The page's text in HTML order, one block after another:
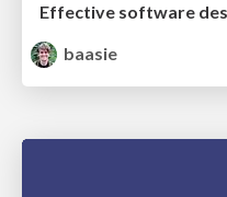
baasie